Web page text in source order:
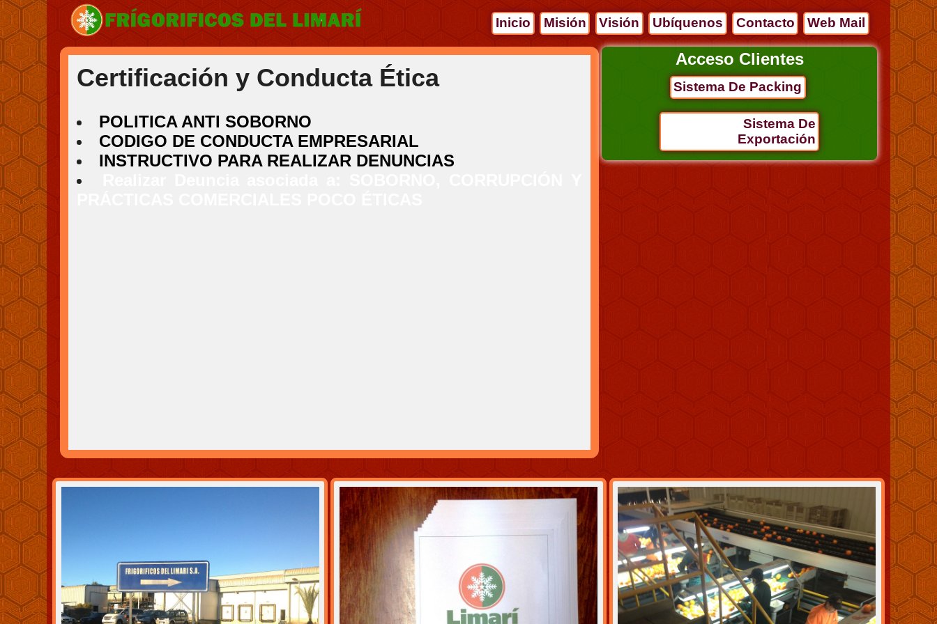
Inicio Misión Visión Ubíquenos Contacto Web Mail
Certificación y Conducta Ética
POLITICA ANTI SOBORNO
CODIGO DE CONDUCTA EMPRESARIAL
INSTRUCTIVO PARA REALIZAR DENUNCIAS
Acceso Clientes
Sistema De Packing
Sistema De
Exportación